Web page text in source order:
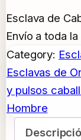
Esclava de
Envío a toda
Category:
Esclavas de
y pulsos
Hombre